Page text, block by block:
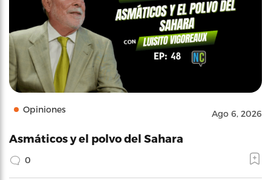
Opiniones Ago 6, 2026
Asmáticos y el polvo del Sahara
0